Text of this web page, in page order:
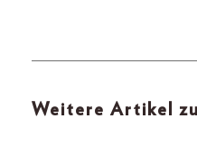
Weitere Artikel